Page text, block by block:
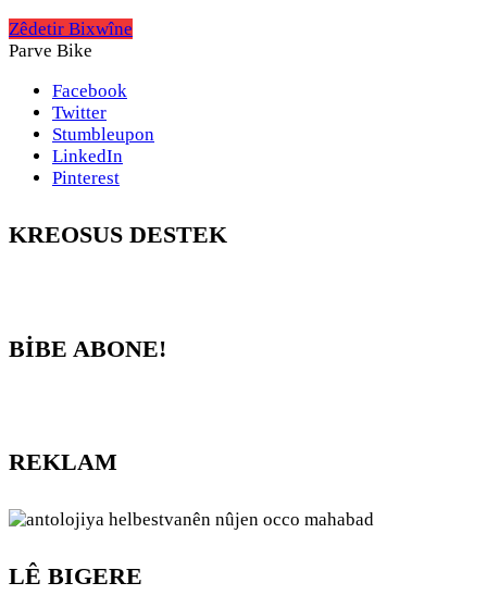
Zêdetir Bixwîne
Parve Bike
Facebook
Twitter
Stumbleupon
LinkedIn
Pinterest
KREOSUS DESTEK
BİBE ABONE!
REKLAM
LÊ BIGERE